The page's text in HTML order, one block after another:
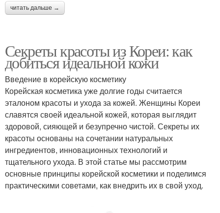
читать дальше →
Секреты красоты из Кореи: как
добиться идеальной кожи
Введение в корейскую косметику
Корейская косметика уже долгие годы считается
эталоном красоты и ухода за кожей. Женщины Кореи
славятся своей идеальной кожей, которая выглядит
здоровой, сияющей и безупречно чистой. Секреты их
красоты основаны на сочетании натуральных
ингредиентов, инновационных технологий и
тщательного ухода. В этой статье мы рассмотрим
основные принципы корейской косметики и поделимся
практическими советами, как внедрить их в свой уход.